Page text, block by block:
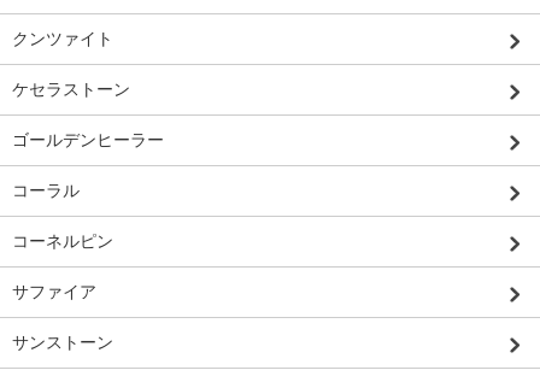
クンツァイト
ケセラストーン
ゴールデンヒーラー
コーラル
コーネルピン
サファイア
サンストーン